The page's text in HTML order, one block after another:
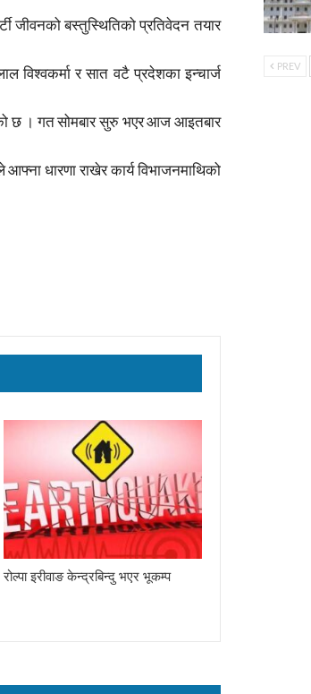
जीवनको बस्तुस्थितिको प्रतिवेदन तयार
विश्वकर्मा र सात वटै प्रदेशका इन्चार्ज
छ । गत सोमबार सुरु भएर आज आइतबार
धारणा राखेर कार्य विभाजनमाथिको
रोल्पा इरीवाङ केन्द्रबिन्दु भएर भूकम्प
PREV